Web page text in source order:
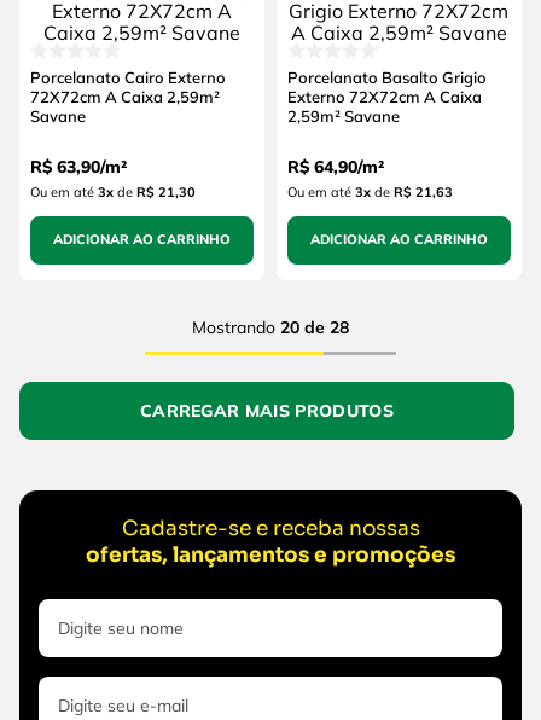
Porcelanato Cairo Externo
72X72cm A Caixa 2,59m²
Savane
R$ 63,90/m²
Ou em até 3xde R$ 21,30
ADICIONAR AO CARRINHO
Porcelanato Basalto Grigio
Externo 72X72cm A Caixa
2,59m² Savane
R$ 64,90/m²
Ou em até 3xde R$ 21,63
ADICIONAR AO CARRINHO
Mostrando 20 de 28
Cadastre-se e receba nossas
ofertas, lançamentos e promoções